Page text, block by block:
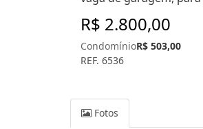
R$ 2.800,00
CondomínioR$ 503,00
REF. 6536
Fotos